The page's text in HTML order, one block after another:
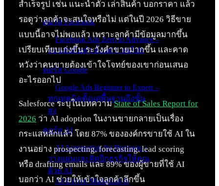
คอร์สทั้งหมด
คอร์ส Facebook
Facebook Ads Zero to Advance –
สอนจับมือทำ ตั้งแต่ 0 จนโปร
คอร์ส Google
Google Ads Beginner to Expert –
ทุกเทคนิคตั้งแต่พื้นฐานถึงขั้น
สูง
คอร์ส AI
AI Automation for Business –
วางแผนและติดปีกธุรกิจให้คุณ
ด้วย AI
AI-Driven Marketing &
สำเร็จรูป เช่น แนะนำตัว เล่าสินค้า บอกราคา แล้ว
รอดูว่าลูกค้าจะสนใจหรือไม่ แต่ในปี 2026 วิธีขาย
แบบนี้อาจไม่พอแล้ว เพราะลูกค้ามีข้อมูลมากขึ้น
เปรียบเทียบเก่งขึ้น ระวังคำขายมากขึ้น และคาด
หวังว่าคนขายต้องเข้าใจโจทย์ของเขาก่อนเสนอ
อะไรออกไป
Salesforce ระบุในบทความState of Sales Report for
2026 ว่า AI adoption ในงานขายกลายเป็นเรื่อง
กระแสหลักแล้ว โดย 87% ขององค์กรขายใช้ AI ใน
งานอย่าง prospecting, forecasting, lead scoring
หรือ drafting emails และ 89% ของผู้ขายที่ใช้ AI
บอกว่า AI ช่วยให้เข้าใจลูกค้าลึกขึ้น